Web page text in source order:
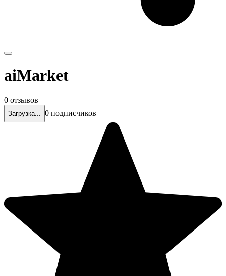
aiMarket
0 отзывов
Загрузка... 0 подписчиков